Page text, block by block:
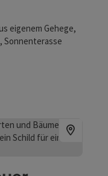
eigenem Gehege,
Sonnenterasse